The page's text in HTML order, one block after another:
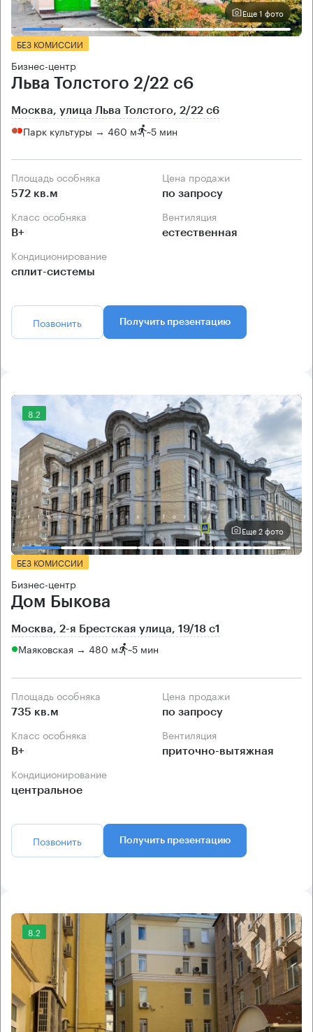
Еще 1 фото
БЕЗ КОМИССИИ
Бизнес-центр
Льва Толстого 2/22 с6
Москва, улица Льва Толстого, 2/22 с6
Парк культуры → 460 м ~5 мин
Площадь особняка
572 кв.м
Цена продажи
по запросу
Класс особняка
B+
Вентиляция
естественная
Кондиционирование
сплит-системы
Позвонить Получить презентацию
8.2
Еще 2 фото
БЕЗ КОМИССИИ
Бизнес-центр
Дом Быкова
Москва, 2-я Брестская улица, 19/18 с1
Маяковская → 480 м ~5 мин
Площадь особняка
735 кв.м
Цена продажи
по запросу
Класс особняка
B+
Вентиляция
приточно-вытяжная
Кондиционирование
центральное
Позвонить Получить презентацию
8.2